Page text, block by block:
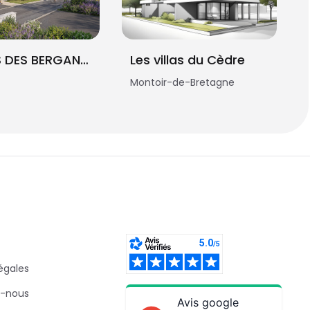
LE CLOS DES BERGANDERIES Les villas du Cèdre
Montoir-de-Bretagne
nous
Avis google